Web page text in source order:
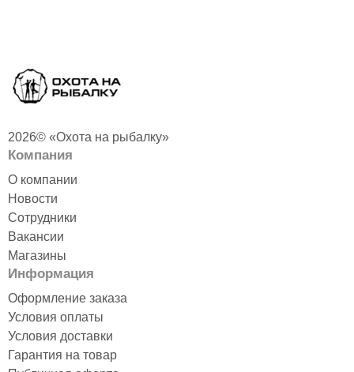
2026© «Охота на рыбалку»
Компания
О компании
Новости
Сотрудники
Вакансии
Магазины
Информация
Оформление заказа
Условия оплаты
Условия доставки
Гарантия на товар